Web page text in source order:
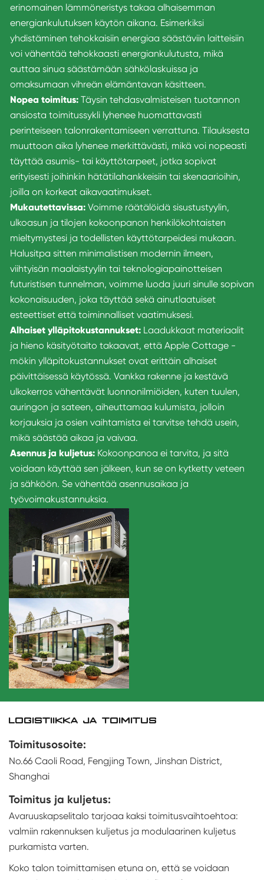
erinomainen lämmöneristys takaa alhaisemman
energiankulutuksen käytön aikana. Esimerkiksi
yhdistäminen tehokkaisiin energiaa säästäviin laitteisiin
voi vähentää tehokkaasti energiankulutusta, mikä
auttaa sinua säästämään sähkölaskuissa ja
omaksumaan vihreän elämäntavan käsitteen.
Nopea toimitus: Täysin tehdasvalmisteisen tuotannon
ansiosta toimitussykli lyhenee huomattavasti
perinteiseen talonrakentamiseen verrattuna. Tilauksesta
muuttoon aika lyhenee merkittävästi, mikä voi nopeasti
täyttää asumis- tai käyttötarpeet, jotka sopivat
erityisesti joihinkin hätätilahankkeisiin tai skenaarioihin,
joilla on korkeat aikavaatimukset.
Mukautettavissa: Voimme räätälöidä sisustustyylin,
ulkoasun ja tilojen kokoonpanon henkilökohtaisten
mieltymystesi ja todellisten käyttötarpeidesi mukaan.
Halusitpa sitten minimalistisen modernin ilmeen,
viihtyisän maalaistyylin tai teknologiapainotteisen
futuristisen tunnelman, voimme luoda juuri sinulle sopivan
kokonaisuuden, joka täyttää sekä ainutlaatuiset
esteettiset että toiminnalliset vaatimuksesi.
Alhaiset ylläpitokustannukset: Laadukkaat materiaalit
ja hieno käsityötaito takaavat, että Apple Cottage -
mökin ylläpitokustannukset ovat erittäin alhaiset
päivittäisessä käytössä. Vankka rakenne ja kestävä
ulkokerros vähentävät luonnonilmiöiden, kuten tuulen,
auringon ja sateen, aiheuttamaa kulumista, jolloin
korjauksia ja osien vaihtamista ei tarvitse tehdä usein,
mikä säästää aikaa ja vaivaa.
Asennus ja kuljetus: Kokoonpanoa ei tarvita, ja sitä
voidaan käyttää sen jälkeen, kun se on kytketty veteen
ja sähköön. Se vähentää asennusaikaa ja
työvoimakustannuksia.
LOGISTIIKKA JA TOIMITUS
Toimitusosoite:
No.66 Caoli Road, Fengjing Town, Jinshan District,
Shanghai
Toimitus ja kuljetus:
Avaruuskapselitalo tarjoaa kaksi toimitusvaihtoehtoa:
valmiin rakennuksen kuljetus ja modulaarinen kuljetus
purkamista varten.
Koko talon toimittamisen etuna on, että se voidaan